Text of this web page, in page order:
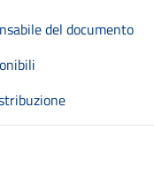
del documento